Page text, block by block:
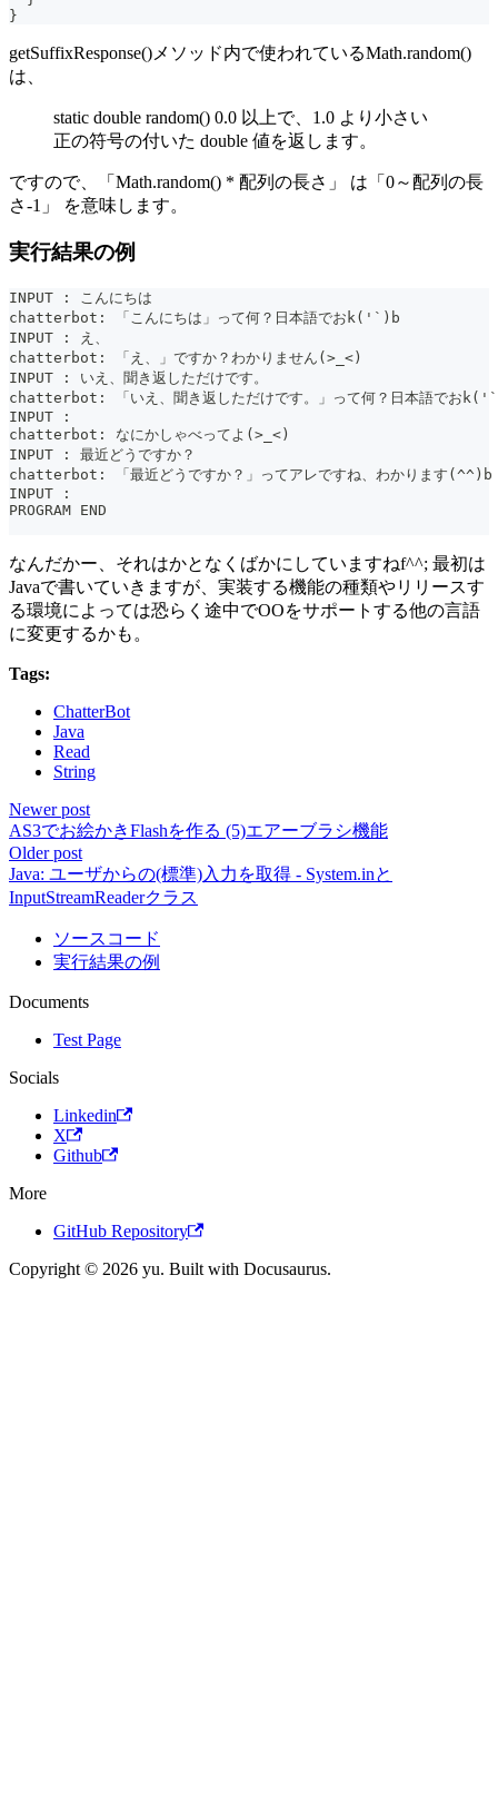
}
getSuffixResponse()メソッド内で使われているMath.random()
は、
static double random() 0.0 以上で、1.0 より小さい
正の符号の付いた double 値を返します。
ですので、「Math.random() * 配列の長さ」 は「0～配列の長
さ-1」 を意味します。
実行結果の例
INPUT : こんにちは
chatterbot: 「こんにちは」って何？日本語でおk('`)b
INPUT : え、
chatterbot: 「え、」ですか？わかりません(>_<)
INPUT : いえ、聞き返しただけです。
chatterbot: 「いえ、聞き返しただけです。」って何？日本語でお
INPUT :
chatterbot: なにかしゃべってよ(>_<)
INPUT : 最近どうですか？
chatterbot: 「最近どうですか？」ってアレですね、わかります(^^)b
INPUT :
PROGRAM END
なんだかー、それはかとなくばかにしていますねf^^; 最初は
Javaで書いていきますが、実装する機能の種類やリリースす
る環境によっては恐らく途中でOOをサポートする他の言語
に変更するかも。
Tags:
ChatterBot
Java
Read
String
Newer post
AS3でお絵かきFlashを作る (5)エアーブラシ機能
Older post
Java: ユーザからの(標準)入力を取得 - System.inと
InputStreamReaderクラス
ソースコード
実行結果の例
Documents
Test Page
Socials
Linkedin
X
Github
More
GitHub Repository
Copyright © 2026 yu. Built with Docusaurus.